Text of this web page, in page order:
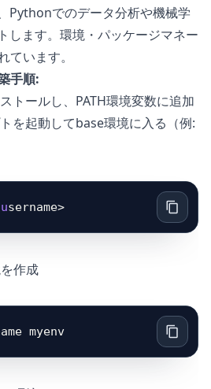
Pythonでのデータ分析や機械学
します。環境・パッケージマネー
ています。
手順:
トールし、PATH環境変数に追加
を起動してbase環境に入る（例:
作成